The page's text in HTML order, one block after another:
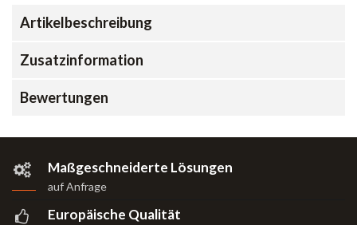
Artikelbeschreibung
Zusatzinformation
Bewertungen
Maßgeschneiderte Lösungen
auf Anfrage
Europäische Qualität